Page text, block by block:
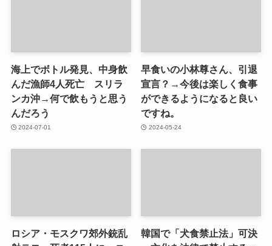
海上でボトル発見、中身飲
んだ漁師4人死亡 スリラ
ンカ沖→何で飲もうと思う
んだろう
2024-07-01
早食いの小林尊さん、引退
宣言？→今後は楽しく食事
ができるようになると良い
ですね。
2024-05-24
ロシア・モスクワ郊外銃乱
韓国で「犬食禁止法」可決